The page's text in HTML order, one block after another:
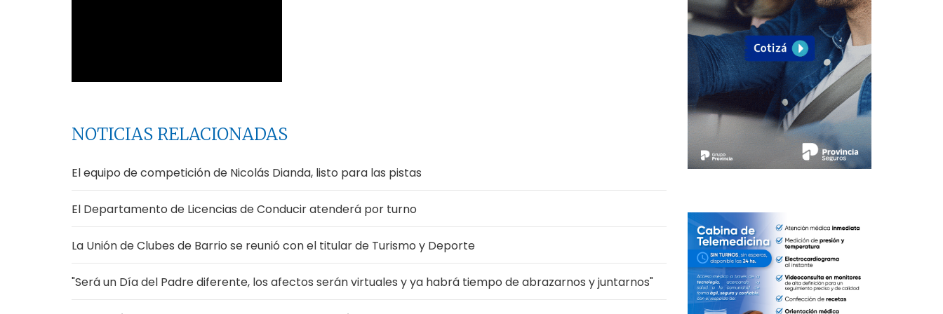
NOTICIAS RELACIONADAS
El equipo de competición de Nicolás Dianda, listo para las pistas
El Departamento de Licencias de Conducir atenderá por turno
La Unión de Clubes de Barrio se reunió con el titular de Turismo y Deporte
"Será un Día del Padre diferente, los afectos serán virtuales y ya habrá tiempo de abrazarnos y juntarnos"